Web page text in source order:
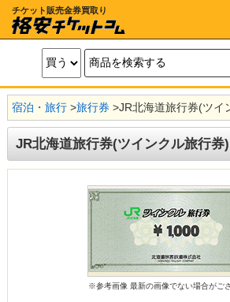
チケット販売金券買取り
宿泊・旅行>旅行券 >JR北海道旅行券(ツイ
JR北海道旅行券(ツインクル旅行券)
※参考画像最新の画像でない場合がご